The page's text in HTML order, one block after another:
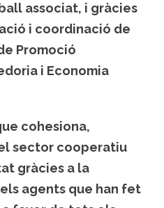
associat, i gràcies
i coordinació de
Promoció
i Economia
cohesiona,
sector cooperatiu
gràcies a la
agents que han fet